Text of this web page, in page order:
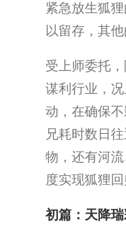
紧急放生狐
以留存，其
受上师委托
谋利行业，
动，在确保
兄耗时数日
物，还有河
度实现狐狸
初篇：天降